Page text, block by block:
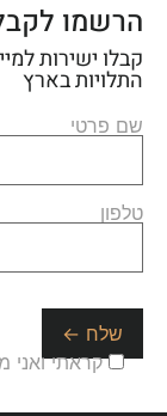
הרשמו
קבלו ישירות
התלויות בארץ
שם פרטי
טלפון
קראתי ואני